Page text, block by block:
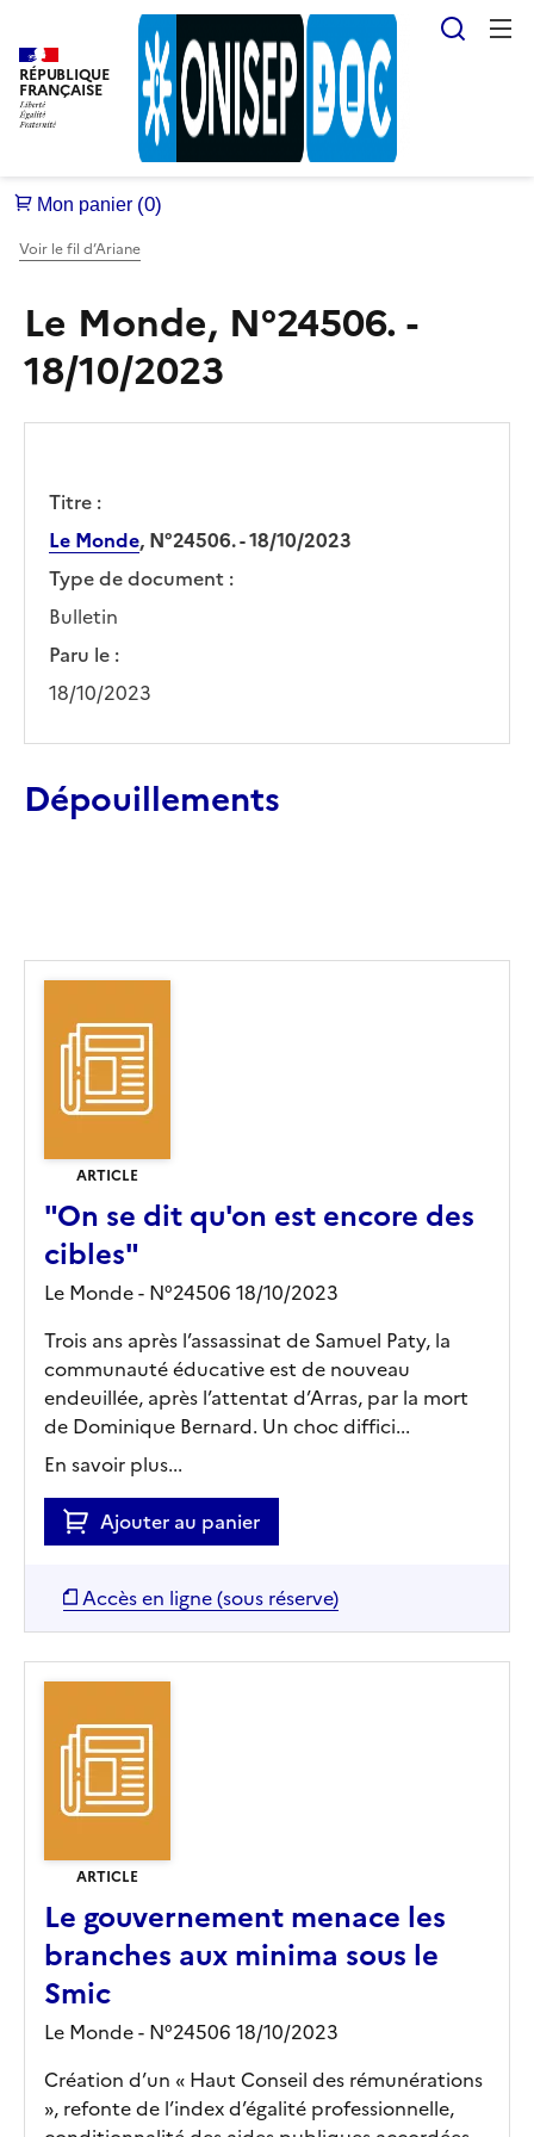
RÉPUBLIQUE
FRANÇAISE
Voir le fil d’Ariane
Le Monde, N°24506. -
18/10/2023
Titre :
Le Monde, N°24506. - 18/10/2023
Type de document :
Bulletin
Paru le :
18/10/2023
Dépouillements
ARTICLE
"On se dit qu'on est encore des
cibles"
Le Monde - N°24506 18/10/2023
Trois ans après l’assassinat de Samuel Paty, la
communauté éducative est de nouveau
endeuillée, après l’attentat d’Arras, par la mort
de Dominique Bernard. Un choc diffici...
En savoir plus...
Ajouter au panier
Accès en ligne (sous réserve)
ARTICLE
Le gouvernement menace les
branches aux minima sous le
Smic
Le Monde - N°24506 18/10/2023
Création d’un « Haut Conseil des rémunérations
», refonte de l’index d’égalité professionnelle,